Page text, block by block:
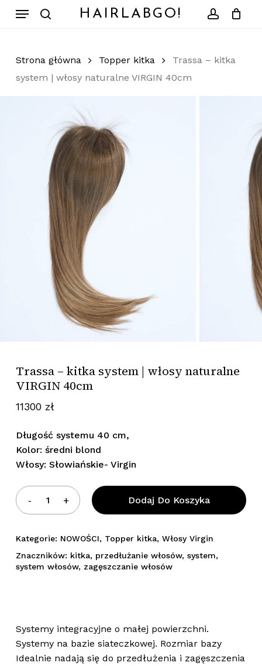
HAIRLABGO!
Menu
Strona główna Topper kitka
Trassa – kitka
system | włosy naturalne VIRGIN 40cm
Trassa – kitka system | włosy naturalne
VIRGIN 40cm
11300 zł
Długość systemu 40 cm,
Kolor: średni blond
Włosy: Słowiańskie- Virgin
Dodaj Do Koszyka
Kategorie: NOWOŚCI, Topper kitka, Włosy Virgin
Znaczników: kitka, przedłużanie włosów, system,
system włosów, zagęszczanie włosów
Systemy integracyjne o małej powierzchni.
Systemy na bazie siateczkowej. Rozmiar bazy
Idealnie nadają się do przedłużenia i zagęszczenia